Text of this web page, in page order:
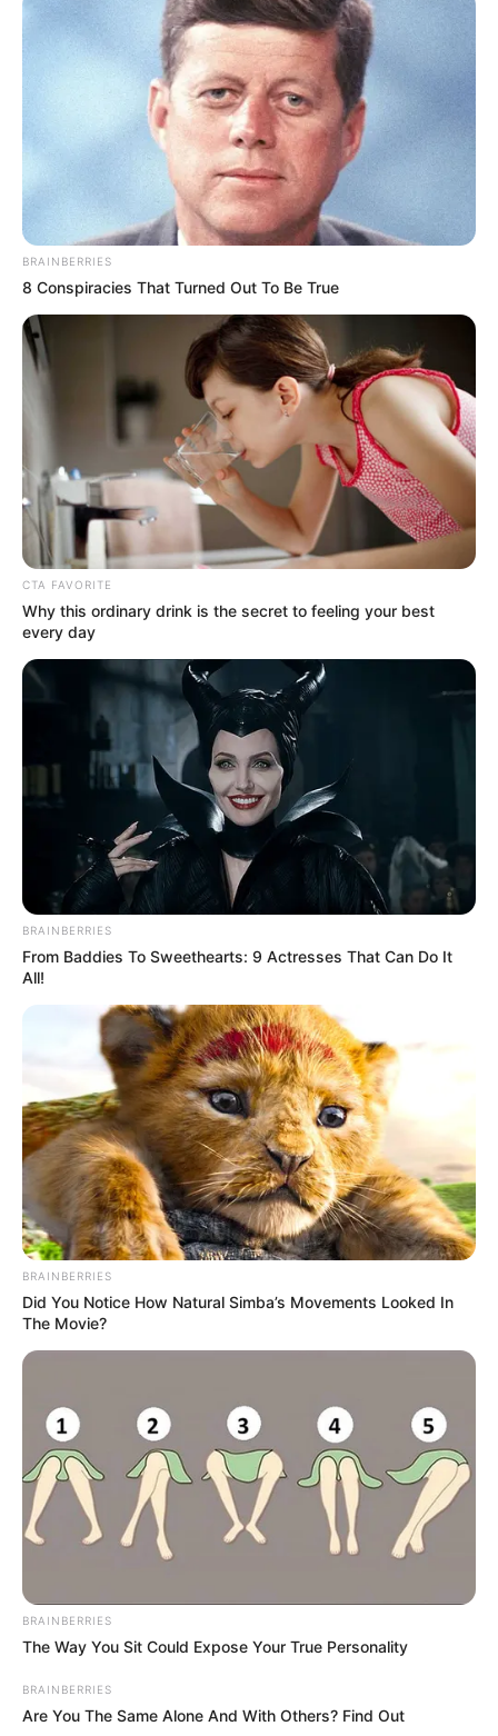
BRAINBERRIES
8 Conspiracies That Turned Out To Be True
CTA FAVORITE
Why this ordinary drink is the secret to feeling your best
every day
BRAINBERRIES
From Baddies To Sweethearts: 9 Actresses That Can Do It
All!
BRAINBERRIES
Did You Notice How Natural Simba’s Movements Looked In
The Movie?
BRAINBERRIES
The Way You Sit Could Expose Your True Personality
BRAINBERRIES
Are You The Same Alone And With Others? Find Out